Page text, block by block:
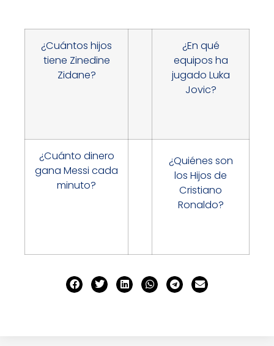
¿Cuántos hijos
tiene Zinedine
Zidane?
¿En qué
equipos ha
jugado Luka
Jovic?
¿Cuánto dinero
gana Messi cada
minuto?
¿Quiénes son
los Hijos de
Cristiano
Ronaldo?